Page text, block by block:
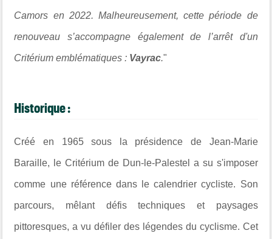
Camors en 2022. Malheureusement, cette période de
renouveau s’accompagne également de l’arrêt d'un
Critérium emblématiques : Vayrac."
Historique :
Créé en 1965 sous la présidence de Jean-Marie
Baraille, le Critérium de Dun-le-Palestel a su s'imposer
comme une référence dans le calendrier cycliste. Son
parcours, mêlant défis techniques et paysages
pittoresques, a vu défiler des légendes du cyclisme. Cet